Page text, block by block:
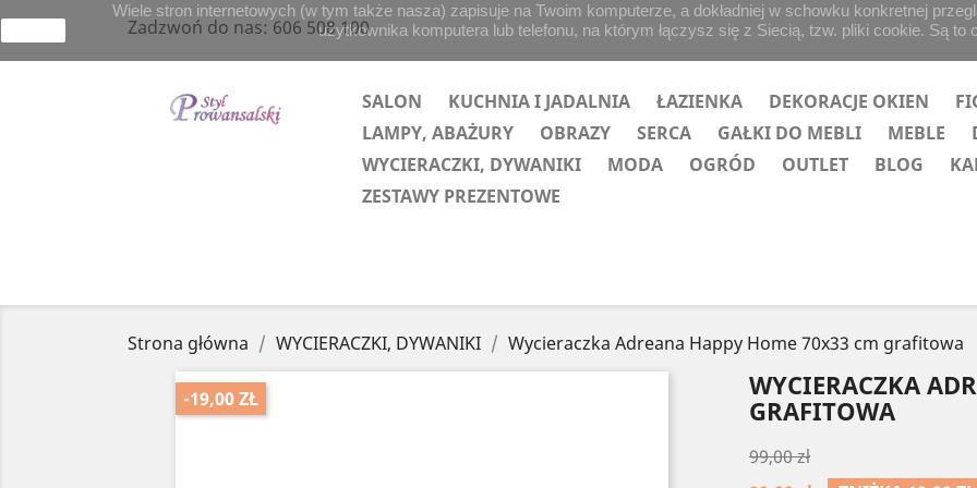
Zadzwoń do nas:606 508 100
SALON KUCHNIA I JADALNIA ŁAZIENKA DEKORACJE OKIEN
LAMPY, ABAŻURY
OBRAZY SERCA GAŁKI DO MEBLI MEBLE
WYCIERACZKI, DYWANIKI
MODA OGRÓD OUTLET BLOG
ZESTAWY PREZENTOWE
Strona główna WYCIERACZKI, DYWANIKI Wycieraczka Adreana Happy Home 70x33 cm grafitowa
-19,00 ZŁ
WYCIERACZKA
GRAFITOWA
99,00 zł
Wiele stron internetowych (w tym także nasza) zapisuje na Twoim komputerze, a dokładniej w schowku konkretnej
użytkownika komputera lub telefonu, na którym łączysz się z Siecią, tzw. pliki cookie. Są to